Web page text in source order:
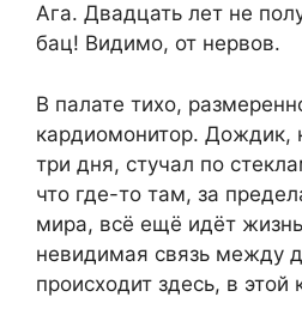
Ага. Двадцать лет не
бац! Видимо, от нервов.
В палате тихо,
кардиомонитор. Дождик,
три дня, стучал по
что где-то там, за
мира, всё ещё идёт
невидимая связь между
происходит здесь, в этой